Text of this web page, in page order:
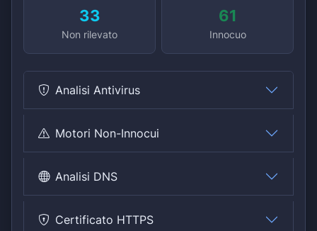
33
Non rilevato
61
Innocuo
Analisi Antivirus
Motori Non-Innocui
Analisi DNS
Certificato HTTPS